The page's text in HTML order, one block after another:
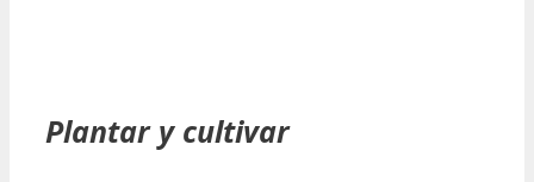
Plantar y cultivar